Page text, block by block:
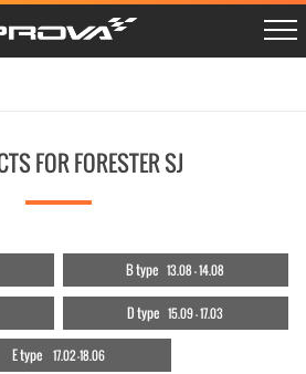
FORESTER SK9
S4 VAG
86 ZC/ZN
EXIGA YA
BL/BP
FORESTER SG
RETAILERS
FOR FORESTER SJ
B type 13.08 - 14.08
D type 15.09 - 17.03
E type 17.02 -18.06